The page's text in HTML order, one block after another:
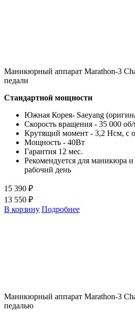
Маникюрный аппарат Marathon-3
педали
Стандартной мощности
Южная Корея- Saeyang
Скорость вращения - 35 000
Крутящий момент - 3,2 Нсм, с
Мощность - 40Вт
Гарантия 12 мес.
Рекомендуется для маникюра
рабочий день
15 390 ₽
13 550 ₽
В корзину Подробнее
Маникюрный аппарат Marathon-3
педалью